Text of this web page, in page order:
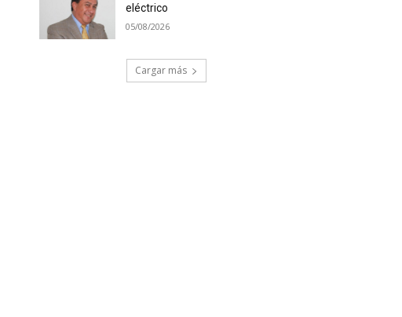
eléctrico
05/08/2026
Cargar más